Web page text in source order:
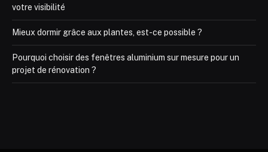
votre visibilité
Mieux dormir grâce aux plantes, est-ce possible ?
Pourquoi choisir des fenêtres aluminium sur mesure pour un
projet de rénovation ?